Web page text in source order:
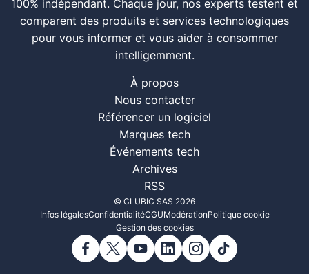
100% indépendant. Chaque jour, nos experts testent et
comparent des produits et services technologiques
pour vous informer et vous aider à consommer
intelligemment.
À propos
Nous contacter
Référencer un logiciel
Marques tech
Événements tech
Archives
RSS
© CLUBIC SAS 2026
Infos légalesConfidentialitéCGUModérationPolitique cookie
Gestion des cookies